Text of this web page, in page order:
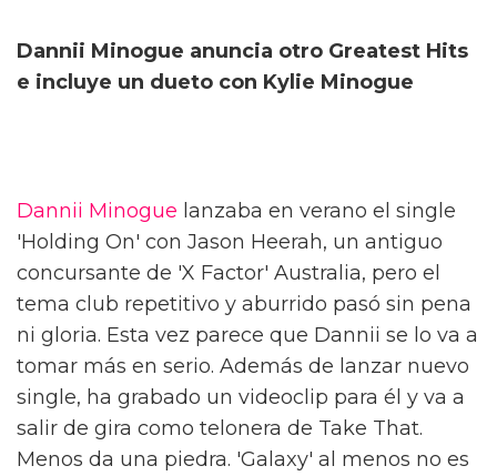
Dannii Minogue anuncia otro Greatest Hits
e incluye un dueto con Kylie Minogue
Dannii Minogue lanzaba en verano el single
'Holding On' con Jason Heerah, un antiguo
concursante de 'X Factor' Australia, pero el
tema club repetitivo y aburrido pasó sin pena
ni gloria. Esta vez parece que Dannii se lo va a
tomar más en serio. Además de lanzar nuevo
single, ha grabado un videoclip para él y va a
salir de gira como telonera de Take That.
Menos da una piedra. 'Galaxy' al menos no es